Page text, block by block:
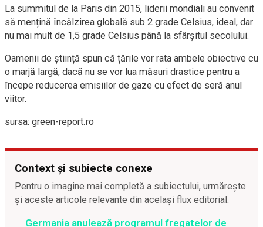
La summitul de la Paris din 2015, liderii mondiali au convenit
să mențină încălzirea globală sub 2 grade Celsius, ideal, dar
nu mai mult de 1,5 grade Celsius până la sfârșitul secolului.
Oamenii de știință spun că țările vor rata ambele obiective cu
o marjă largă, dacă nu se vor lua măsuri drastice pentru a
începe reducerea emisiilor de gaze cu efect de seră anul
viitor.
sursa: green-report.ro
Context și subiecte conexe
Pentru o imagine mai completă a subiectului, urmărește
și aceste articole relevante din același flux editorial.
Germania anulează programul fregatelor de